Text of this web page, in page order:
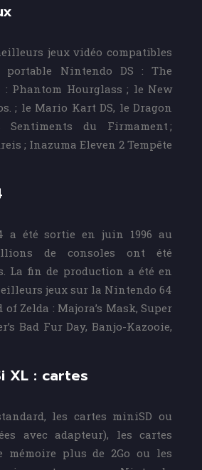
jeux vidéo compatibles
Nintendo DS : The
: Phantom Hourglass ; le New
; le Mario Kart DS, le Dragon
du Firmament ;
; Inazuma Eleven 2 Tempête
a été sortie en juin 1996 au
de consoles ont été
La fin de production a été en
jeux sur la Nintendo 64
Zelda : Majora’s Mask, Super
Bad Fur Day, Banjo-Kazooie,
XL : cartes
les cartes miniSD ou
avec adapteur), les cartes
mémoire plus de 2Go ou les